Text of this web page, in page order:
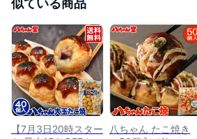
似ている商品
【7月3日20時スター
八ちゃん たこ焼き